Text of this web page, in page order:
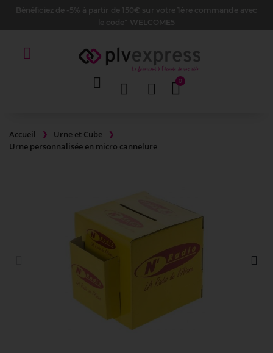
Bénéficiez de -5% à partir de 150€ sur votre 1ère commande avec
le code* WELCOME5
Accueil
Urne et Cube
Urne personnalisée en micro cannelure